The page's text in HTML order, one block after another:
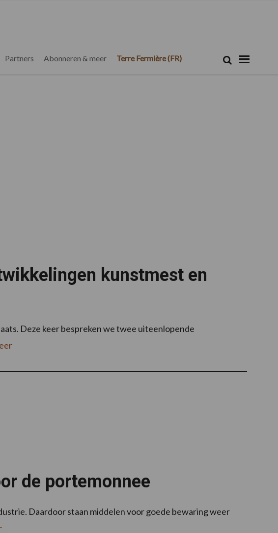
Partners Abonneren & meer Terre Fermière (FR) Zoek
kunstmest en
Deze keer bespreken we twee uiteenlopende
de portemonnee
Daardoor staan middelen voor goede bewaring weer